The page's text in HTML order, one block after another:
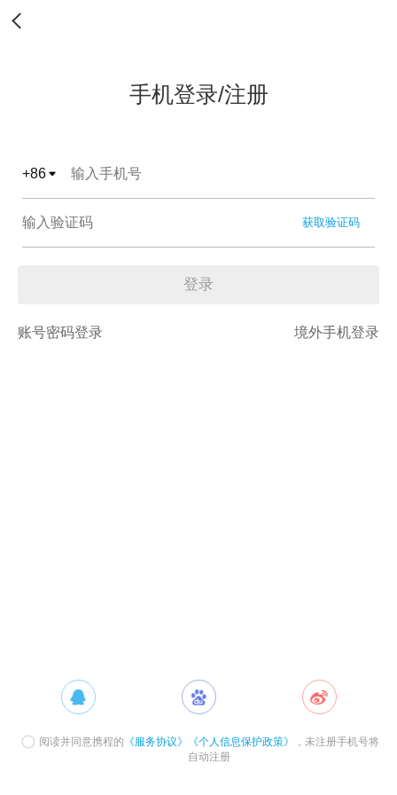
手机登录/注册
+86
获取验证码
登录
账号密码登录 境外手机登录
阅读并同意携程的 《服务协议》 《个人信息保护政策》
，未注册手机号将
自动注册